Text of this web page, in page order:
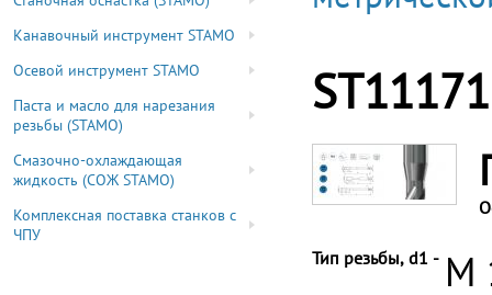
Канавочный инструмент STAMO
Осевой инструмент STAMO
Паста и масло для нарезания
резьбы (STAMO)
Смазочно-охлаждающая
жидкость (СОЖ STAMO)
Комплексная поставка станков с
ЧПУ
Тип резьбы, d1 - M